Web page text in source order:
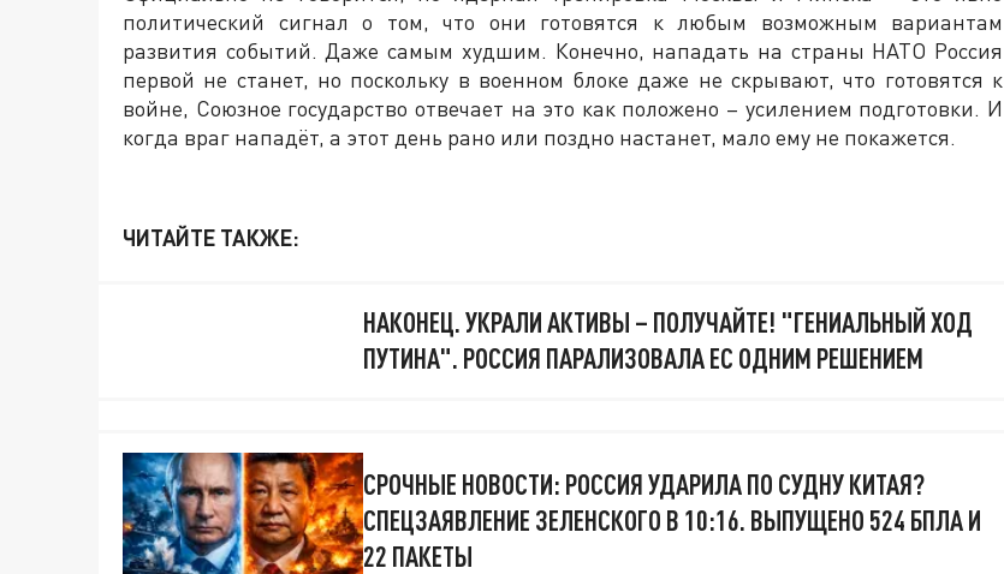
политический сигнал о том, что они готовятся к любым возможным вариантам
развития событий. Даже самым худшим. Конечно, нападать на страны НАТО Россия
первой не станет, но поскольку в военном блоке даже не скрывают, что готовятся к
войне, Союзное государство отвечает на это как положено – усилением подготовки. И
когда враг нападёт, а этот день рано или поздно настанет, мало ему не покажется.
ЧИТАЙТЕ ТАКЖЕ:
НАКОНЕЦ. УКРАЛИ АКТИВЫ – ПОЛУЧАЙТЕ! "ГЕНИАЛЬНЫЙ ХОД
ПУТИНА". РОССИЯ ПАРАЛИЗОВАЛА ЕС ОДНИМ РЕШЕНИЕМ
СРОЧНЫЕ НОВОСТИ: РОССИЯ УДАРИЛА ПО СУДНУ КИТАЯ?
СПЕЦЗАЯВЛЕНИЕ ЗЕЛЕНСКОГО В 10:16. ВЫПУЩЕНО 524 БПЛА И
22 ПАКЕТЫ